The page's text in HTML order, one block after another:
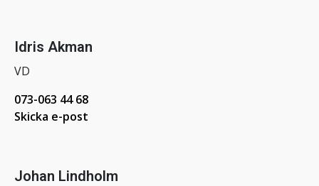
Idris Akman
VD
073-063 44 68
Skicka e-post
Johan Lindholm